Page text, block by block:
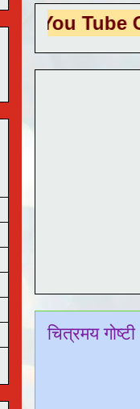
Channel
चित्रमय गोष्टी